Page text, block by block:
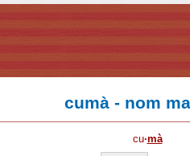
cumà - nom
cu·mà